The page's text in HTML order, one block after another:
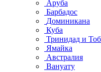
Аруба
Барбадос
Доминикана
Куба
Тринидад и
Ямайка
Австралия
Вануату